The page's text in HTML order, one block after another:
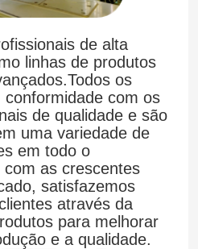
de alta
linhas de produtos
os
com os
de qualidade e são
uma variedade de
em todo o
as crescentes
satisfazemos
através da
para melhorar
e a qualidade.